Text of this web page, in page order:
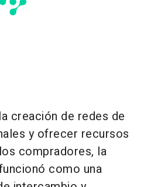
creación de redes de
y ofrecer recursos
compradores, la
como una